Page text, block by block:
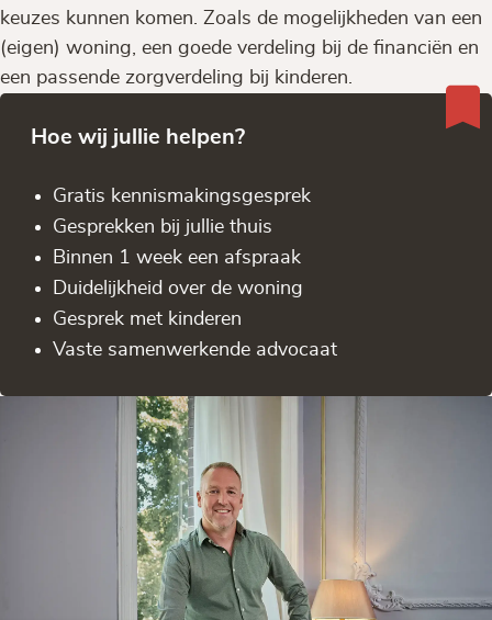
keuzes kunnen komen. Zoals de mogelijkheden van een
(eigen) woning, een goede verdeling bij de financiën en
een passende zorgverdeling bij kinderen.
Hoe wij jullie helpen?
Gratis kennis­makingsgesprek
Gesprekken bij jullie thuis
Binnen 1 week een afspraak
Duidelijkheid over de woning
Gesprek met kinderen
Vaste samenwerkende advocaat